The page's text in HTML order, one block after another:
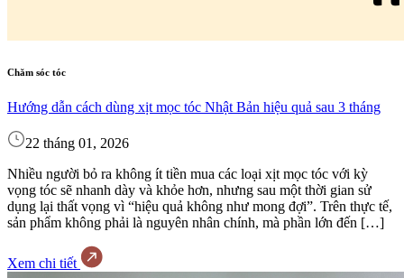
Chăm sóc tóc
Hướng dẫn cách dùng xịt mọc tóc Nhật Bản hiệu quả sau 3 tháng
22 tháng 01, 2026
Nhiều người bỏ ra không ít tiền mua các loại xịt mọc tóc với kỳ
vọng tóc sẽ nhanh dày và khỏe hơn, nhưng sau một thời gian sử
dụng lại thất vọng vì “hiệu quả không như mong đợi”. Trên thực tế,
sản phẩm không phải là nguyên nhân chính, mà phần lớn đến […]
Xem chi tiết